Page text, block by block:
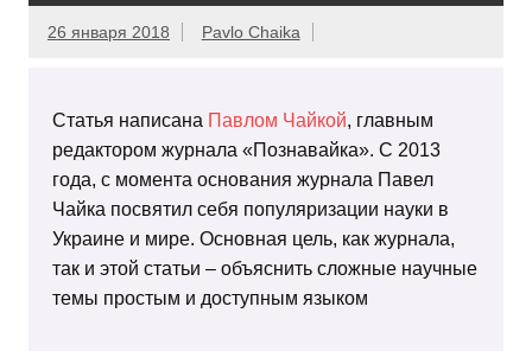
26 января 2018 Pavlo Chaika
Статья написана Павлом Чайкой, главным
редактором журнала «Познавайка». С 2013
года, с момента основания журнала Павел
Чайка посвятил себя популяризации науки в
Украине и мире. Основная цель, как журнала,
так и этой статьи – объяснить сложные научные
темы простым и доступным языком